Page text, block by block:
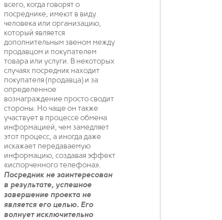
всего, когда говорят о
посреднике, имеют в виду
человека или организацию,
который является
дополнительным звеном между
продавцом и покупателем
товара или услуги. В некоторых
случаях посредник находит
покупателя (продавца) и за
определенное
вознаграждение просто сводит
стороны. Но чаще он также
участвует в процессе обмена
информацией, чем замедляет
этот процесс, а иногда даже
искажает передаваемую
информацию, создавая эффект
«испорченного телефона».
Посредник не заинтересован
в результате, успешное
завершение проекта не
является его целью. Его
волнует исключительно